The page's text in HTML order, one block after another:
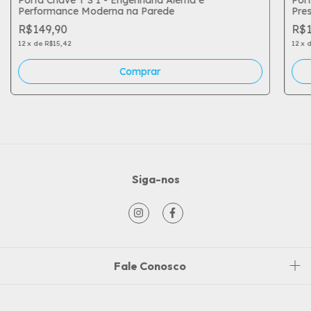
Performance Moderna na Parede
R$149,90
12 x de R$15,42 12 x
Siga-nos
Fale Conosco